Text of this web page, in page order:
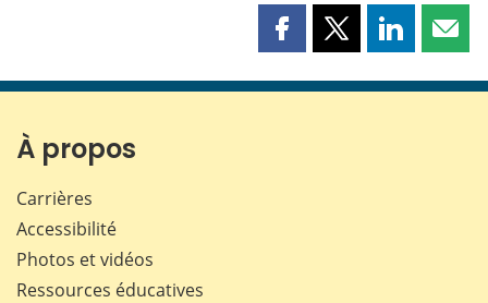
Partager
page
Partager
page
Partager
page page
À propos
Carrières
Accessibilité
Photos et vidéos
Ressources éducatives